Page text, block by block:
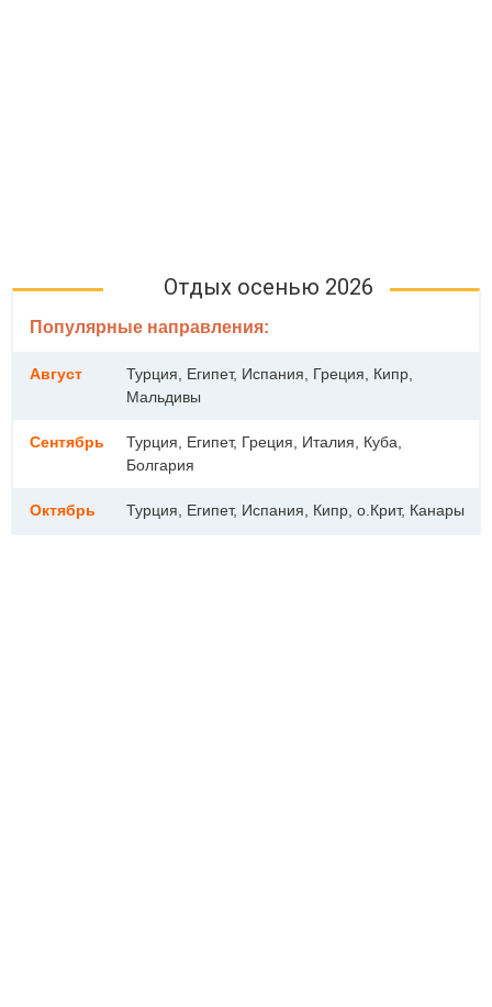
Отдых осенью 2026
Популярные направления:
Август
Турция, Египет, Испания, Греция, Кипр,
Мальдивы
Сентябрь
Турция, Египет, Греция, Италия, Куба,
Болгария
Октябрь Турция, Египет, Испания, Кипр, о.Крит, Канары